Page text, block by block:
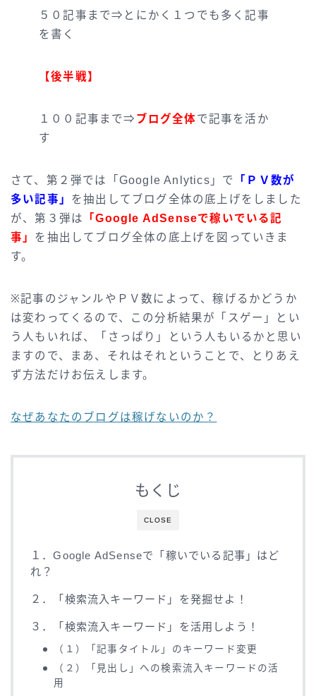
５０記事まで⇒とにかく１つでも多く記事
を書く
【後半戦】
１００記事まで⇒ ブログ全体で記事を活か
す
さて、第２弾では「Google Anlytics」で
「ＰＶ数が
多い記事」 を抽出してブログ全体の底上げをしました
が、第３弾は
「Google AdSenseで稼いでいる記
事」 を抽出してブログ全体の底上げを図っていきま
す。
※記事のジャンルやＰＶ数によって、稼げるかどうか
は変わってくるので、この分析結果が「スゲー」とい
う人もいれば、「さっぱり」という人もいるかと思い
ますので、まあ、それはそれということで、とりあえ
ず方法だけお伝えします。
なぜあなたのブログは稼げないのか？
CLOSE
もくじ
１．Google AdSenseで「稼いでいる記事」はど
れ？
２．「検索流入キーワード」を発掘せよ！
３．「検索流入キーワード」を活用しよう！
（１）「記事タイトル」のキーワード変更
（２）「見出し」への検索流入キーワードの活
用